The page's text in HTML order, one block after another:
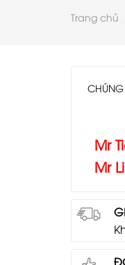
Trang chủ
Mr
Mr